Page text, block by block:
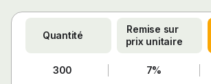
Quantité
Remise sur
prix unitaire
300 7%